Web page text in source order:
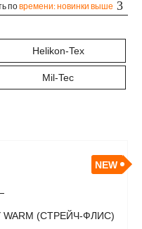
повремени: новинки выше
Helikon-Tex
Mil-Tec
NEW
WARM (СТРЕЙЧ-ФЛИС)